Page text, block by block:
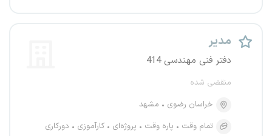
مدیر
دفتر فنی مهندسی 414
منقضی شده
خراسان رضوی
مشهد
تمام وقت
پاره وقت پروژه‌ای کارآموزی دورکاری